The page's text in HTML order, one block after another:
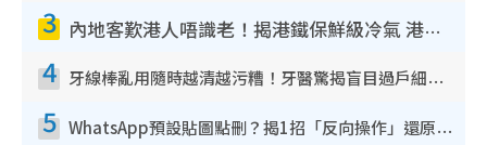
3 內地客歎港人唔識老！揭港鐵保鮮級冷氣 港人求放過：咪投訴
4 牙線棒亂用隨時越清越污糟！牙醫驚揭盲目過戶細菌恐致蛀牙：呢種先係日常真保養
5 WhatsApp預設貼圖點刪？揭1招「反向操作」還原簡潔介面 附3步實測教學